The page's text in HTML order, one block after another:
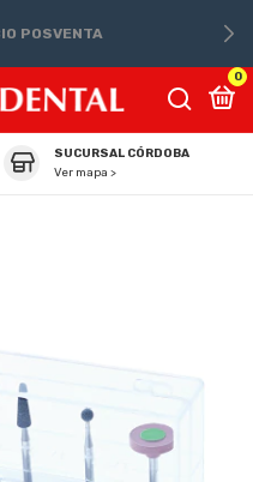
POSVENTA
0
SUCURSAL CÓRDOBA
Ver mapa >